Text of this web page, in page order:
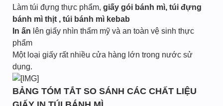
Làm túi đựng thực phẩm, giấy gói bánh mì, túi đựng
bánh mì thịt , túi bánh mì kebab
In ấn lên giấy nhìn thẩm mỹ và an toàn vệ sinh thực
phẩm
Một loại giấy rất nhiều cửa hàng lớn trong nước sử
dụng.
BẢNG TÓM TẮT SO SÁNH CÁC CHẤT LIỆU